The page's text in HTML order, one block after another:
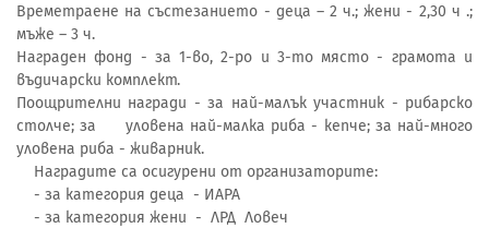
Времетраене на състезанието - деца – 2 ч.; жени - 2,30 ч .;
мъже – 3 ч.
Награден фонд - за 1-во, 2-ро и 3-то място - грамота и
въдичарски комплект.
Поощрителни награди - за най-малък участник - рибарско
столче; за уловена най-малка риба - кепче; за най-много
уловена риба - живарник.
Наградите са осигурени от организаторите:
- за категория деца - ИАРА
- за категория жени - ЛРД Ловеч